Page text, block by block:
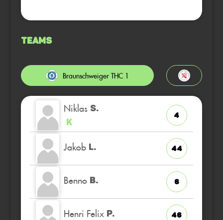
Teams
Braunschweiger THC 1
Niklas S.
K
4
Jakob L. 44
Benno B. 6
Henri Felix P. 46